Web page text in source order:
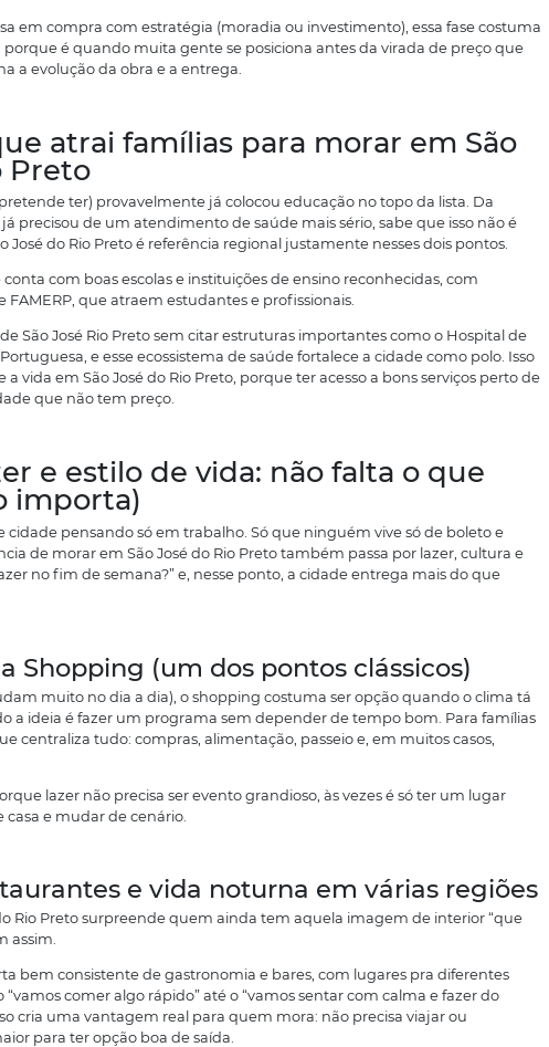
e serviços (bem ativos);
(com estrutura que atende a região toda);
(universidades e formação técnica).
um efeito direto no mercado imobiliário: se a cidade atrai
investidores, a demanda por moradia cresce. Assim, quando
a valorização costuma vir junto.
o mercado imobiliário de
uma comparação inevitável.
pesquisou moradia em cidades maiores do estado (tipo
o custo sobe rápido: aluguel, condomínio, deslocamento,
José do Rio Preto, o que chama atenção é o custo-benefício.
opções de lazer, serviços completos e ainda
o cenário de expansão do setor. Hoje, imóveis em São José
bem interessante, com novos empreendimentos
lazer, praticidade, plantas pensadas para rotina real, e
quer sair do aluguel.
saiba que as obras já começaram.
quem pensa em compra com estratégia (moradia ou
valioso, porque é quando muita gente se posiciona
acompanha a evolução da obra e a entrega.
do Rio Preto
tem filhos (ou pretende ter) provavelmente já colocou
“detalhe”. São José do Rio Preto é referência regional
a cidade conta com boas escolas e instituições de